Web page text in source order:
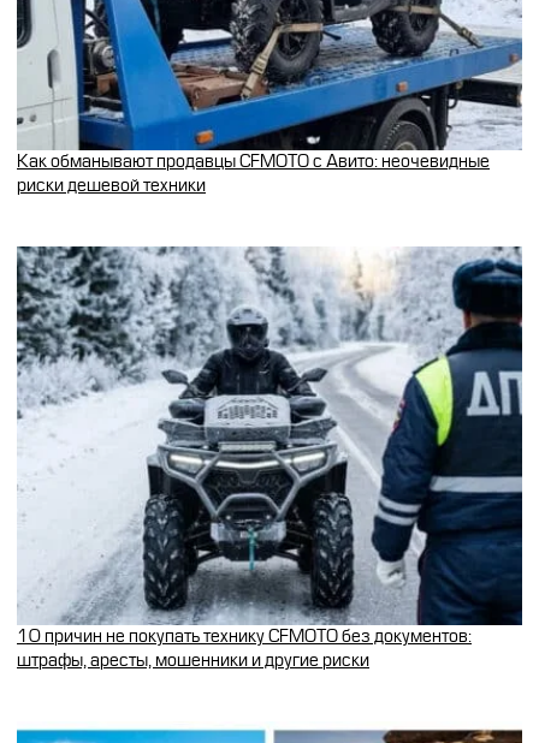
Как обманывают продавцы CFMOTO с Авито: неочевидные
риски дешевой техники
10 причин не покупать технику CFMOTO без документов:
штрафы, аресты, мошенники и другие риски